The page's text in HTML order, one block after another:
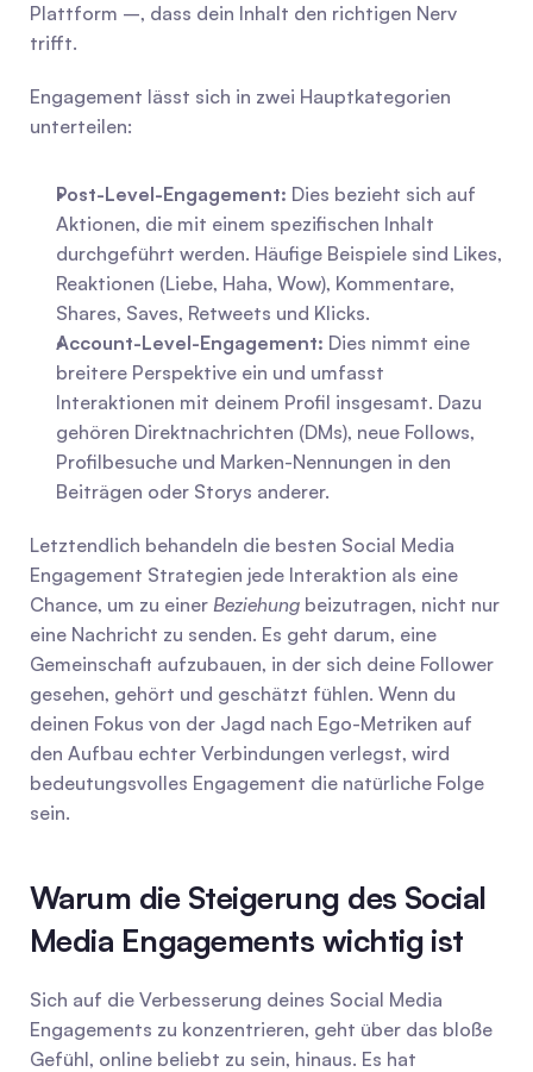
Plattform –, dass dein Inhalt den richtigen Nerv
trifft.
Engagement lässt sich in zwei Hauptkategorien
unterteilen:
Post-Level-Engagement: Dies bezieht sich auf
Aktionen, die mit einem spezifischen Inhalt
durchgeführt werden. Häufige Beispiele sind Likes,
Reaktionen (Liebe, Haha, Wow), Kommentare,
Shares, Saves, Retweets und Klicks.
Account-Level-Engagement: Dies nimmt eine
breitere Perspektive ein und umfasst
Interaktionen mit deinem Profil insgesamt. Dazu
gehören Direktnachrichten (DMs), neue Follows,
Profilbesuche und Marken-Nennungen in den
Beiträgen oder Storys anderer.
Letztendlich behandeln die besten Social Media
Engagement Strategien jede Interaktion als eine
Chance, um zu einer Beziehung beizutragen, nicht nur
eine Nachricht zu senden. Es geht darum, eine
Gemeinschaft aufzubauen, in der sich deine Follower
gesehen, gehört und geschätzt fühlen. Wenn du
deinen Fokus von der Jagd nach Ego-Metriken auf
den Aufbau echter Verbindungen verlegst, wird
bedeutungsvolles Engagement die natürliche Folge
sein.
Warum die Steigerung des Social
Media Engagements wichtig ist
Sich auf die Verbesserung deines Social Media
Engagements zu konzentrieren, geht über das bloße
Gefühl, online beliebt zu sein, hinaus. Es hat